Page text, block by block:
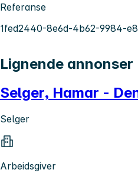
Referanse
1fed2440-8e6d-4b62-9984-
Lignende annonser
Selger, Hamar -
Selger
Arbeidsgiver